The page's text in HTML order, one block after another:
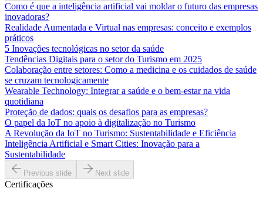
Como é que a inteligência artificial vai moldar o futuro das empresas
inovadoras?
Realidade Aumentada e Virtual nas empresas: conceito e exemplos
práticos
5 Inovações tecnológicas no setor da saúde
Tendências Digitais para o setor do Turismo em 2025
Colaboração entre setores: Como a medicina e os cuidados de saúde
se cruzam tecnologicamente
Wearable Technology: Integrar a saúde e o bem-estar na vida
quotidiana
Proteção de dados: quais os desafios para as empresas?
O papel da IoT no apoio à digitalização no Turismo
A Revolução da IoT no Turismo: Sustentabilidade e Eficiência
Inteligência Artificial e Smart Cities: Inovação para a
Sustentabilidade
Previous slide Next slide
Certificações